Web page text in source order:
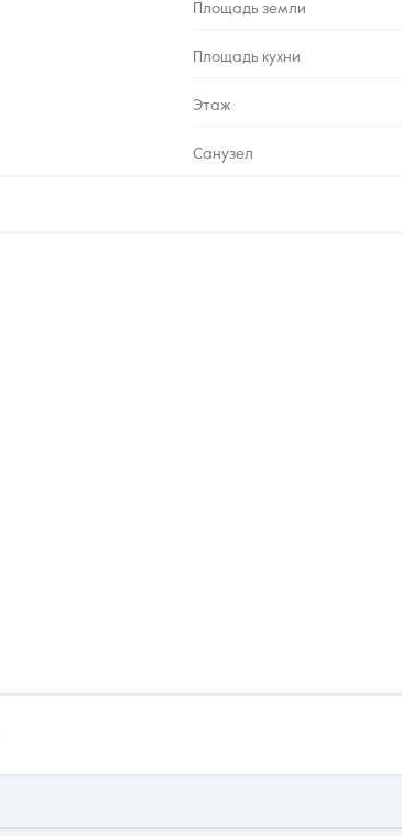
Площадь земли
Площадь кухни
Этаж
Санузел